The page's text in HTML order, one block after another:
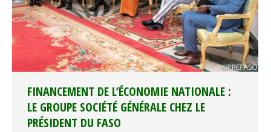
FINANCEMENT DE L’ÉCONOMIE NATIONALE :
LE GROUPE SOCIÉTÉ GÉNÉRALE CHEZ LE
PRÉSIDENT DU FASO